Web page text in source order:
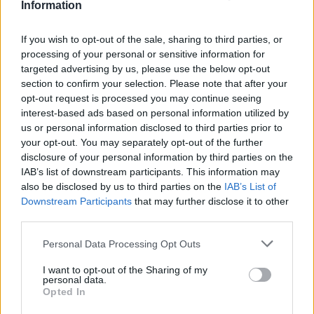
Information
If you wish to opt-out of the sale, sharing to third parties, or
processing of your personal or sensitive information for
targeted advertising by us, please use the below opt-out
section to confirm your selection. Please note that after your
opt-out request is processed you may continue seeing
interest-based ads based on personal information utilized by
us or personal information disclosed to third parties prior to
your opt-out. You may separately opt-out of the further
disclosure of your personal information by third parties on the
IAB’s list of downstream participants. This information may
also be disclosed by us to third parties on the IAB’s List of
Downstream Participants that may further disclose it to other
Personal Data Processing Opt Outs
I want to opt-out of the Sharing of my
personal data.
Opted In
rythme. Un rythme aussi élevé est quelque chose que
l'on n'attend jamais au début d'un match. On ne sait pas
à quoi s'attendre d'un adversaire qu'on n'a pas
beaucoup vu dans sa carrière. J'ai réussi à m'habituer
petit à petit à ce rythme imposé et je pense que c'était
clé. Mon jeu s'est amélioré progressivement, et j'ai
commencé à mettre plus de pression en réalisant de
meilleurs coups.
Image
Confiance accrue et match
contre Ruud
Mon objectif est d'être bien préparé pour demain,